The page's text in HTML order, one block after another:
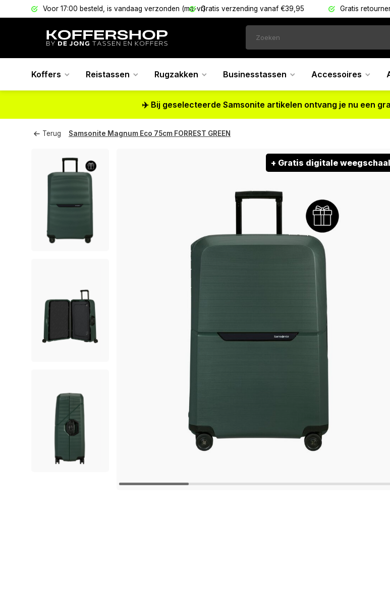
Voor 17:00 besteld, is vandaag verzonden (ma-vr)Gratis verzending vanaf €39,95 Gratis
Koffers Reistassen Rugzakken Businesstassen Accessoires
✈️ Bij geselecteerde Samsonite artikelen ontvang je nu een
Terug Samsonite Magnum Eco 75cm FORREST GREEN
+ Gratis digitale weegschaal